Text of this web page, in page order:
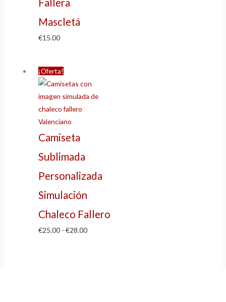
Fallera
Mascletá
€15.00
¡Oferta!
Camiseta
Sublimada
Personalizada
Simulación
Chaleco Fallero
€25.00 - €28.00